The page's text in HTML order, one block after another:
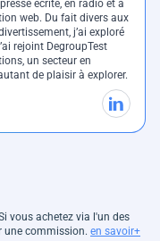
écrite, en radio et à
web. Du fait divers aux
j’ai exploré
rejoint DegroupTest
un secteur en
de plaisir à explorer.
vous achetez via l'un des
une commission. en savoir+